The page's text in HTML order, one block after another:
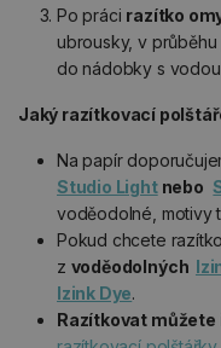
Po práci razítko
ubrousky, v
do nádobky s
Jaký razítkovací
Na papír
Studio Lightnebo
voděodolné, motivy
Pokud chcete
z voděodolných
Izink Dye.
Razítkovat můžete